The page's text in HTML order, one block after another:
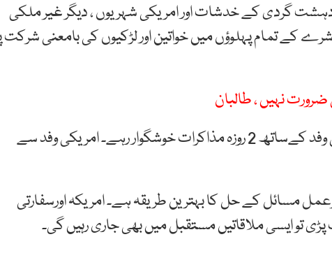
دہشت گردی کے خدشات اور امریکی شہریوں ، دیگر غیر ملکی
تمام پہلوؤں میں خواتین اور لڑکیوں کی بامعنی شرکت
نہیں ، طالبان
افغان وزارت خارجہ کا کہنا ہے کہ دوحہ میں امریکی وفد کےساتھ 2 روزہ مذاکرات خوشگوار رہے۔ امریکی وفد سے
مسائل کے حل کا بہترین طریقہ ہے۔ امریکہ اورسفارتی
تو ایسی ملاقاتیں مستقبل میں بھی جاری رہیں گی۔